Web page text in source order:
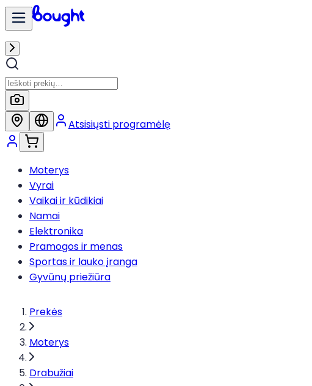
Atsisiųsti programėlę
Moterys
Vyrai
Vaikai ir kūdikiai
Namai
Elektronika
Pramogos ir menas
Sportas ir lauko įranga
Gyvūnų priežiūra
Prekės
Moterys
Drabužiai